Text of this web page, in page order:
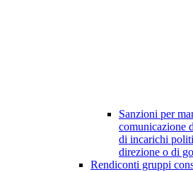
Sanzioni per
comunicazione
di incarichi
direzione o di
Rendiconti gruppi